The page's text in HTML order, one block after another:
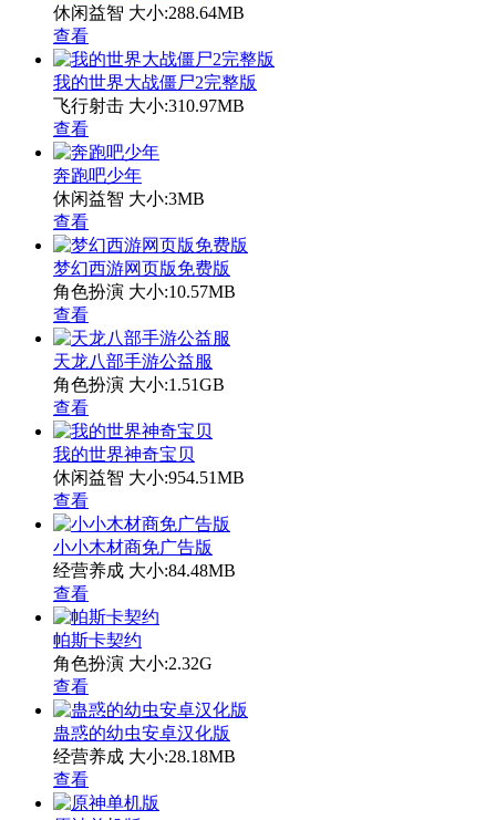
休闲益智 大小:288.64MB
查看
我的世界大战僵尸2完整版
飞行射击 大小:310.97MB
查看
奔跑吧少年
休闲益智 大小:3MB
查看
梦幻西游网页版免费版
角色扮演 大小:10.57MB
查看
天龙八部手游公益服
角色扮演 大小:1.51GB
查看
我的世界神奇宝贝
休闲益智 大小:954.51MB
查看
小小木材商免广告版
经营养成 大小:84.48MB
查看
帕斯卡契约
角色扮演 大小:2.32G
查看
蛊惑的幼虫安卓汉化版
经营养成 大小:28.18MB
查看